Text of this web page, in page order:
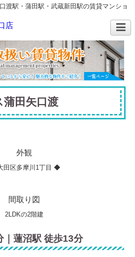
渡駅・蒲田駅・武蔵新田駅の賃貸マンショ
田矢口渡
外観
田区多摩川1丁目 ◆
間取り図
2LDKの2階建
｜蓮沼駅 徒歩13分